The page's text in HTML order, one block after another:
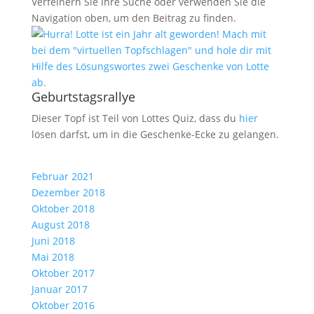
Navigation oben, um den Beitrag zu finden.
Geburtstagsrallye
Dieser Topf ist Teil von Lottes Quiz, dass du hier
lösen darfst, um in die Geschenke-Ecke zu gelangen.
Februar 2021
Dezember 2018
Oktober 2018
August 2018
Juni 2018
Mai 2018
Oktober 2017
Januar 2017
Oktober 2016